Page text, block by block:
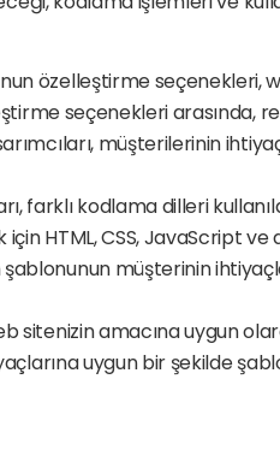
özelleştirme seçenekleri,
seçenekleri arasında,
müşterilerinin
farklı kodlama dilleri
HTML, CSS, JavaScript ve
müşterinin
sitenizin amacına uygun
uygun bir şekilde